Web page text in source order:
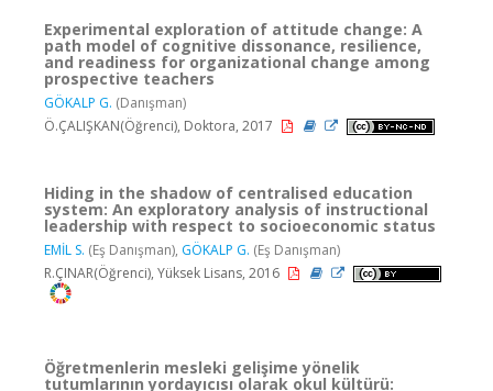
Experimental exploration of attitude change: A
path model of cognitive dissonance, resilience,
and readiness for organizational change among
prospective teachers
GÖKALP G. (Danışman)
Ö.ÇALIŞKAN(Öğrenci), Doktora, 2017
Hiding in the shadow of centralised education
system: An exploratory analysis of instructional
leadership with respect to socioeconomic status
EMİL S. (Eş Danışman), GÖKALP G. (Eş Danışman)
R.ÇINAR(Öğrenci), Yüksek Lisans, 2016
Öğretmenlerin mesleki gelişime yönelik
tutumlarının yordayıcısı olarak okul kültürü: